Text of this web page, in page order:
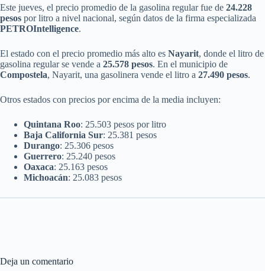
Este jueves, el precio promedio de la gasolina regular fue de 24.228
pesos por litro a nivel nacional, según datos de la firma especializada
PETROIntelligence.
El estado con el precio promedio más alto es Nayarit, donde el litro de
gasolina regular se vende a 25.578 pesos. En el municipio de
Compostela, Nayarit, una gasolinera vende el litro a 27.490 pesos.
Otros estados con precios por encima de la media incluyen:
Quintana Roo: 25.503 pesos por litro
Baja California Sur: 25.381 pesos
Durango: 25.306 pesos
Guerrero: 25.240 pesos
Oaxaca: 25.163 pesos
Michoacán: 25.083 pesos
Deja un comentario